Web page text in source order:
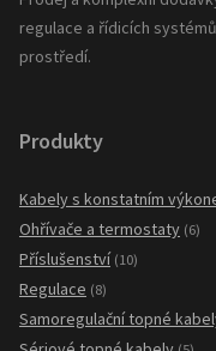
regulace a řídicích
prostředí.
Produkty
Kabely s konstatním
Ohřívače a termostaty (6)
Příslušenství (10)
Regulace (8)
Samoregulační topné